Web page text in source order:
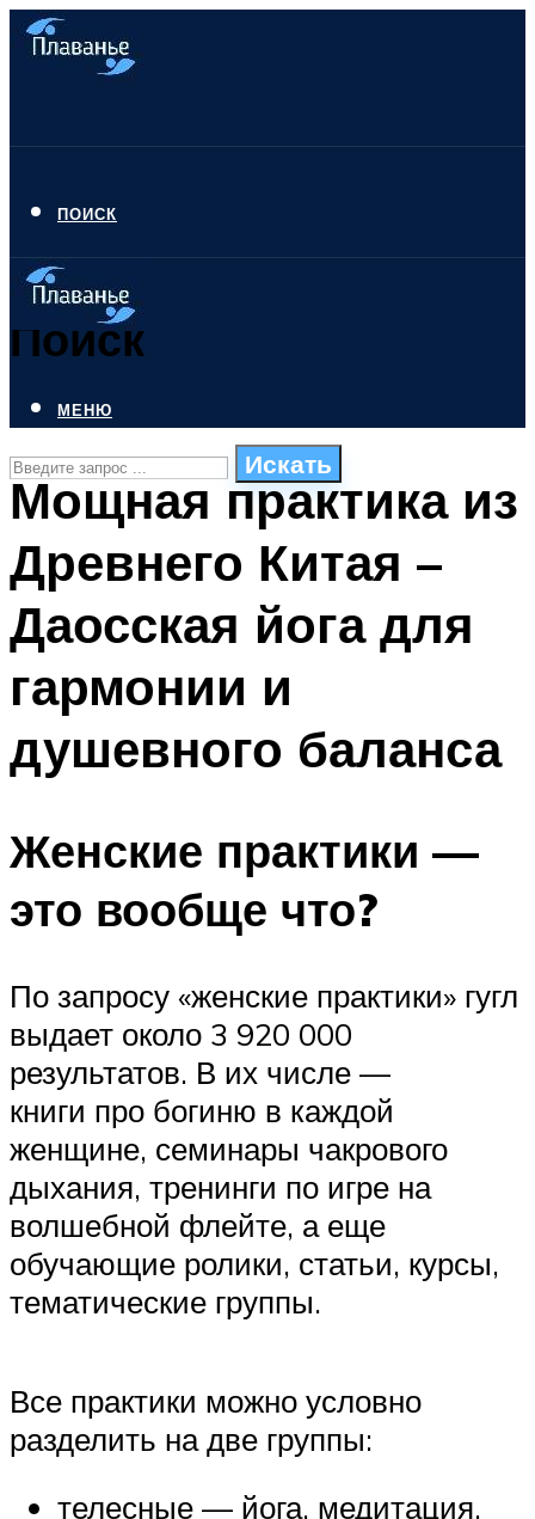
ПОИСК
Поиск
Искать
СТИЛИ ПЛАВАНЬЯ
ПЛАВАНЬЕ ДЛЯ ДЕТЕЙ
БАССЕЙН ДЛЯ ДОМА
МЕНЮ
МЕНЮ
Мощная практика из
Древнего Китая –
Даосская йога для
гармонии и
душевного баланса
Женские практики —
это вообще что?
По запросу «женские практики» гугл
выдает около 3 920 000
результатов. В их числе —
книги про богиню в каждой
женщине, семинары чакрового
дыхания, тренинги по игре на
волшебной флейте, а еще
обучающие ролики, статьи, курсы,
тематические группы.
Все практики можно условно
разделить на две группы:
телесные — йога, медитация,